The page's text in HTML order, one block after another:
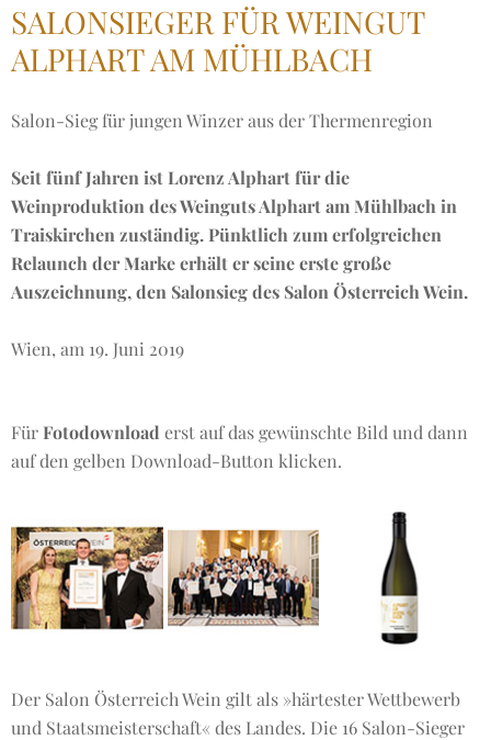
SALONSIEGER FÜR WEINGUT
ALPHART AM MÜHLBACH
Salon-Sieg für jungen Winzer aus der Thermenregion
Seit fünf Jahren ist Lorenz Alphart für die
Weinproduktion des Weinguts Alphart am Mühlbach in
Traiskirchen zuständig. Pünktlich zum erfolgreichen
Relaunch der Marke erhält er seine erste große
Auszeichnung, den Salonsieg des Salon Österreich Wein.
Wien, am 19. Juni 2019
Für Fotodownload erst auf das gewünschte Bild und dann
auf den gelben Download-Button klicken.
Der Salon Österreich Wein gilt als »härtester Wettbewerb
und Staatsmeisterschaft« des Landes. Die 16 Salon-Sieger